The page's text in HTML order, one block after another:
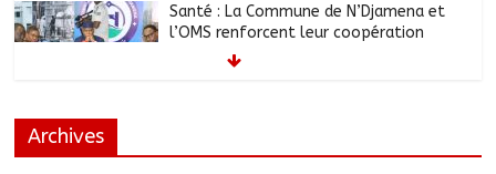
Santé : La Commune de N’Djamena et
l’OMS renforcent leur coopération
août 6, 2026
de Ferrick Kodjoguila se mobilisent pour
Archives